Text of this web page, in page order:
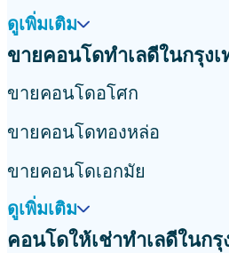
ดูเพิ่มเติม
ขายคอนโดทำเลดีในกรุงเ
ขายคอนโดอโศก
ขายคอนโดทองหล่อ
ขายคอนโดเอกมัย
ดูเพิ่มเติม
คอนโดให้เช่าทำเลดีในกรุ